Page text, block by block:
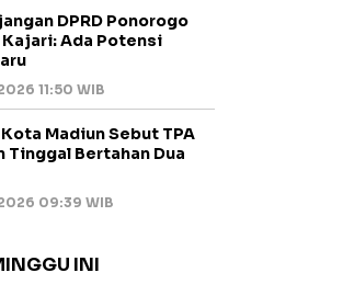
DPRD Ponorogo
Kajari: Ada Potensi
11:50 WIB
Madiun Sebut TPA
Tinggal Bertahan Dua
09:39 WIB
INI